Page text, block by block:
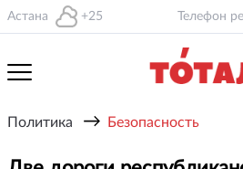
Астана +25 Телефон
Политика → Безопасность